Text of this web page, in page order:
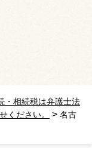
・相続税は弁護士法
ください。
> 名古